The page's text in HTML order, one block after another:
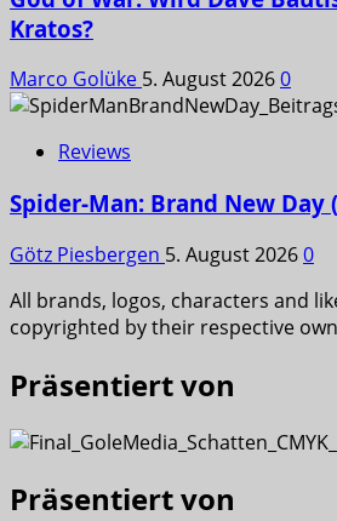
Kratos?
Marco Golüke 5. August 20260
Reviews
Spider-Man: Brand New Day
Götz Piesbergen 5. August 20260
All brands, logos, characters and
copyrighted by their respective
Präsentiert von
Präsentiert von